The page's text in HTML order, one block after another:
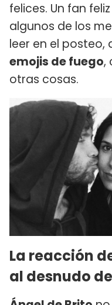
felices. Un fan
algunos de los
leer en el posteo,
emojis de fuego,
otras cosas.
La reacción
al desnudo